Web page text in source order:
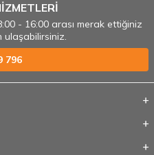
- 16:00 arası merak ettiğiniz
ulaşabilirsiniz.
796